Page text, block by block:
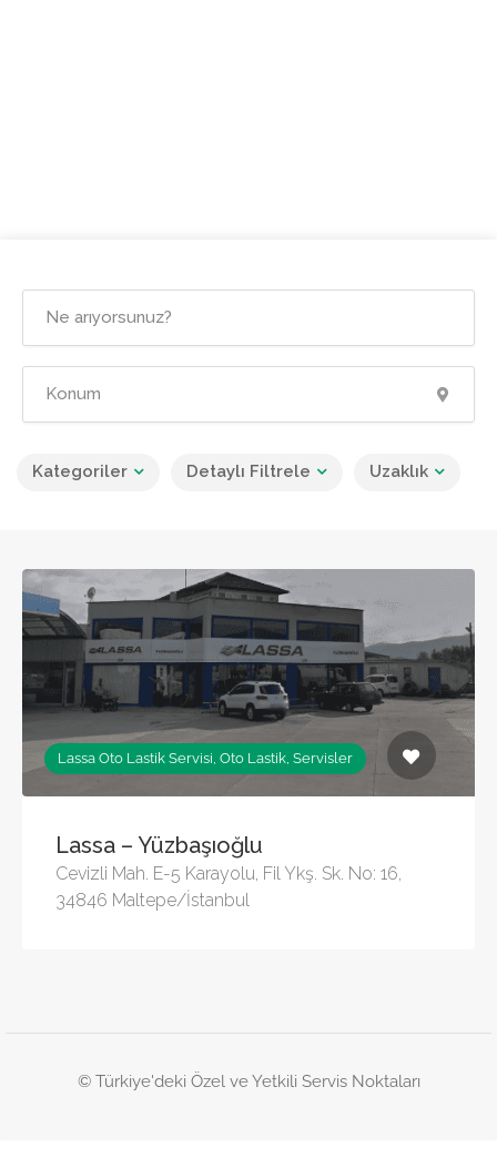
Kategoriler Detaylı Filtrele Uzaklık
Lassa Oto Lastik Servisi, Oto Lastik, Servisler
Lassa – Yüzbaşıoğlu
Cevizli Mah. E-5 Karayolu, Fil Ykş. Sk. No: 16,
34846 Maltepe/İstanbul
© Türkiye'deki Özel ve Yetkili Servis Noktaları